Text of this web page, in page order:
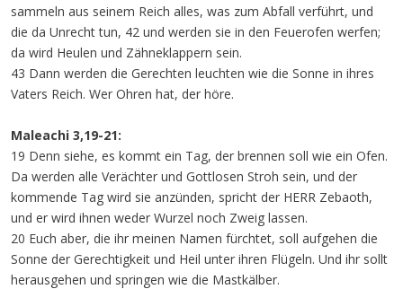
sammeln aus seinem Reich alles, was zum Abfall verführt, und
die da Unrecht tun, 42 und werden sie in den Feuerofen werfen;
da wird Heulen und Zähneklappern sein.
43 Dann werden die Gerechten leuchten wie die Sonne in ihres
Vaters Reich. Wer Ohren hat, der höre.
Maleachi 3,19-21:
19 Denn siehe, es kommt ein Tag, der brennen soll wie ein Ofen.
Da werden alle Verächter und Gottlosen Stroh sein, und der
kommende Tag wird sie anzünden, spricht der HERR Zebaoth,
und er wird ihnen weder Wurzel noch Zweig lassen.
20 Euch aber, die ihr meinen Namen fürchtet, soll aufgehen die
Sonne der Gerechtigkeit und Heil unter ihren Flügeln. Und ihr sollt
herausgehen und springen wie die Mastkälber.